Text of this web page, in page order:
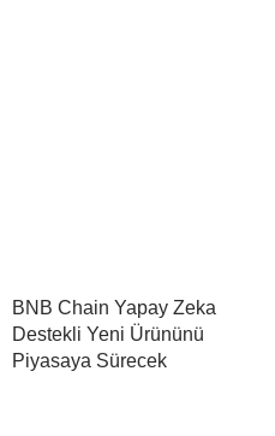
BNB Chain Yapay Zeka
Destekli Yeni Ürününü
Piyasaya Sürecek